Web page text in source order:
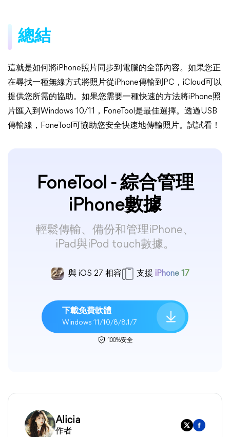
總結
這就是如何將iPhone照片同步到電腦的全部內容。如果您正
在尋找一種無線方式將照片從iPhone傳輸到PC，iCloud可以
提供您所需的協助。如果您需要一種快速的方法將iPhone照
片匯入到Windows 10/11，FoneTool是最佳選擇。透過USB
傳輸線，FoneTool可協助您安全快速地傳輸照片。試試看！
FoneTool - 綜合管理
iPhone數據
輕鬆傳輸、備份和管理iPhone、
iPad與iPod touch數據。
與 iOS 27 相容 支援 iPhone 17
下載免費軟體
Windows 11/10/8/8.1/7
100%安全
Alicia
作者